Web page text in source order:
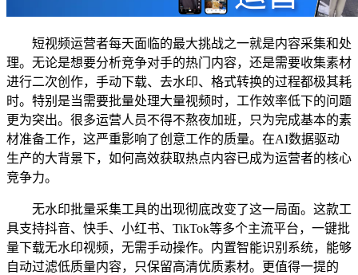
短视频运营者每天面临的最大挑战之一就是内容采集和处
理。无论是想要分析竞争对手的热门内容，还是需要收集素材
进行二次创作，手动下载、去水印、格式转换的过程都极其耗
时。特别是当需要批量处理大量视频时，工作效率低下的问题
更为突出。很多运营人员不得不熬夜加班，只为完成基本的素
材准备工作，这严重影响了创意工作的质量。在AI数据驱动
生产的大背景下，如何高效获取热点内容已成为运营者的核心
竞争力。
无水印批量采集工具的出现彻底改变了这一局面。这款工
具支持抖音、快手、小红书、TikTok等多个主流平台，一键批
量下载无水印视频，无需手动操作。内置智能识别系统，能够
自动过滤低质量内容，只保留高清优质素材。更值得一提的